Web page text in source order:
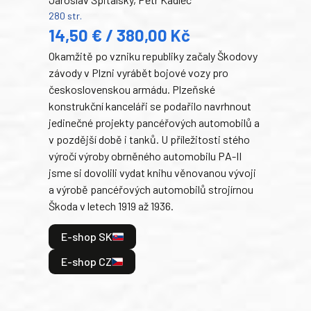
280 str.
14,50 € / 380,00 Kč
Okamžitě po vzniku republiky začaly Škodovy
závody v Plzni vyrábět bojové vozy pro
československou armádu. Plzeňské
konstrukční kanceláři se podařilo navrhnout
jedinečné projekty pancéřových automobilů a
v pozdější době i tanků. U příležitosti stého
výročí výroby obrněného automobilu PA-II
jsme si dovolili vydat knihu věnovanou vývoji
a výrobě pancéřových automobilů strojírnou
Škoda v letech 1919 až 1936.
E-shop SK
E-shop CZ